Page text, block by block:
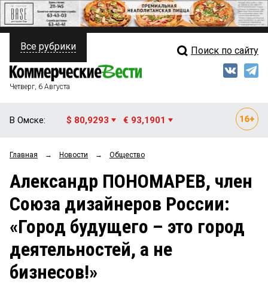
ПОЛИТИКА
ФИНАНСЫ
ОБЩЕСТВО
ЗАКОН
НОВОСТИ КОМПАНИЙ
СТИЛЬ ЖИЗНИ
Свежий выпуск
Рейтинги
Блоги
Архив
Все рубрики Поиск по сайту
Четверг, 6 Августа
В Омске: $ 80,9293 € 93,1901
Главная → Новости → Общество
Александр ПОНОМАРЕВ, член
Союза дизайнеров России:
«Город будущего – это город
деятельностей, а не
бизнесов!»